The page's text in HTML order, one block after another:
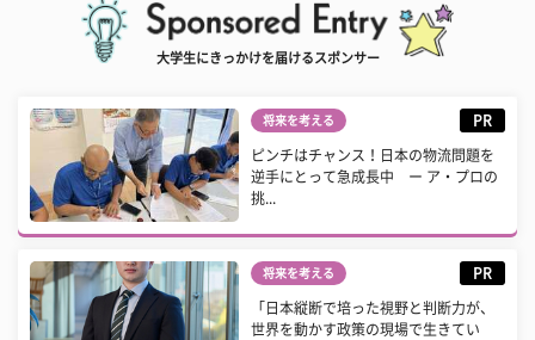
大学生にきっかけを届けるスポンサー
将来を考える PR
ピンチはチャンス！日本の物流問題を
逆手にとって急成長中 ー ア・プロの
挑...
将来を考える PR
「日本縦断で培った視野と判断力が、
世界を動かす政策の現場で生きてい